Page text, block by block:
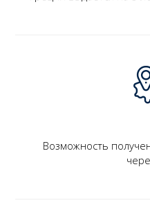
Возможность